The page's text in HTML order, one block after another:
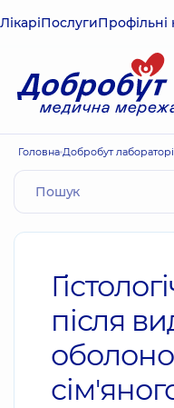
ЛікаріПослуги
Головна Добробут
після